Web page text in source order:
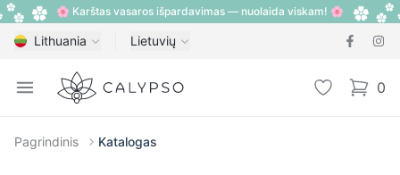
🌸 Karštas vasaros išpardavimas — nuolaida viskam! 🌸
Lithuania Lietuvių
Open menu
Calypso 0
items
Pagrindinis Katalogas